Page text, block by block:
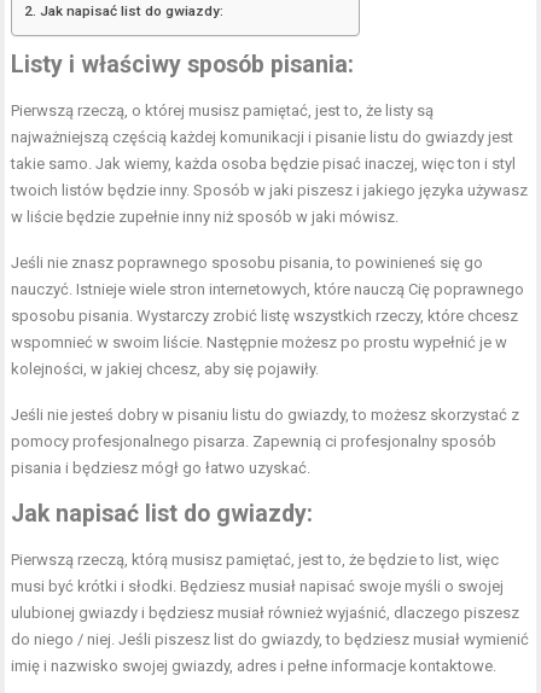
Jak napisać list do gwiazdy:
Listy i właściwy sposób pisania:
Pierwszą rzeczą, o której musisz pamiętać, jest to, że listy są
najważniejszą częścią każdej komunikacji i pisanie listu do gwiazdy jest
takie samo. Jak wiemy, każda osoba będzie pisać inaczej, więc ton i styl
twoich listów będzie inny. Sposób w jaki piszesz i jakiego języka używasz
w liście będzie zupełnie inny niż sposób w jaki mówisz.
Jeśli nie znasz poprawnego sposobu pisania, to powinieneś się go
nauczyć. Istnieje wiele stron internetowych, które nauczą Cię poprawnego
sposobu pisania. Wystarczy zrobić listę wszystkich rzeczy, które chcesz
wspomnieć w swoim liście. Następnie możesz po prostu wypełnić je w
kolejności, w jakiej chcesz, aby się pojawiły.
Jeśli nie jesteś dobry w pisaniu listu do gwiazdy, to możesz skorzystać z
pomocy profesjonalnego pisarza. Zapewnią ci profesjonalny sposób
pisania i będziesz mógł go łatwo uzyskać.
Jak napisać list do gwiazdy:
Pierwszą rzeczą, którą musisz pamiętać, jest to, że będzie to list, więc
musi być krótki i słodki. Będziesz musiał napisać swoje myśli o swojej
ulubionej gwiazdy i będziesz musiał również wyjaśnić, dlaczego piszesz
do niego / niej. Jeśli piszesz list do gwiazdy, to będziesz musiał wymienić
imię i nazwisko swojej gwiazdy, adres i pełne informacje kontaktowe.